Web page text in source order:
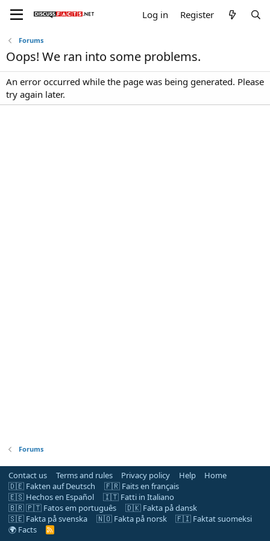
Log in Register
Forums
Oops! We ran into some problems.
An error occurred while the page was being generated. Please
try again later.
Forums
Contact us Terms and rules Privacy policy Help
Home
🇩🇪 Fakten auf Deutsch
🇫🇷 Faits en français
🇪🇸 Hechos en Español
🇮🇹 Fatti in Italiano
🇧🇷 🇵🇹 Fatos em português
🇩🇰 Fakta på dansk
🇸🇪 Fakta på svenska
🇳🇴 Fakta på norsk
🇫🇮 Faktat suomeksi
🌍 Facts
R